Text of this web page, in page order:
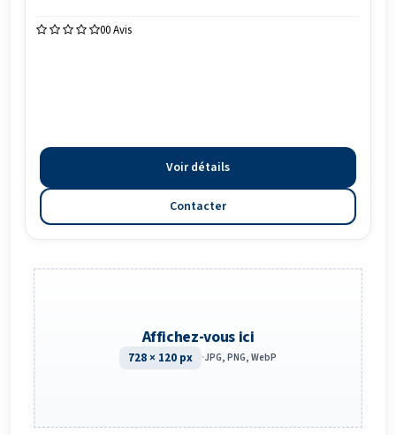
00 Avis
Voir détails
Contacter
Affichez-vous ici
728 × 120 px ·JPG, PNG, WebP